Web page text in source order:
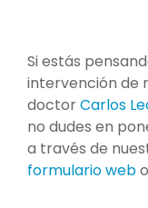
Si estás
intervención de
doctorCarlos
no dudes en
a través de
formulario web